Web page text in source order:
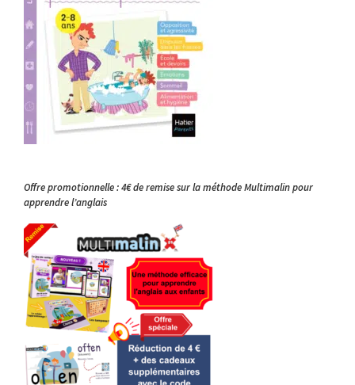
Offre promotionnelle : 4€ de remise sur la méthode Multimalin pour
apprendre l’anglais